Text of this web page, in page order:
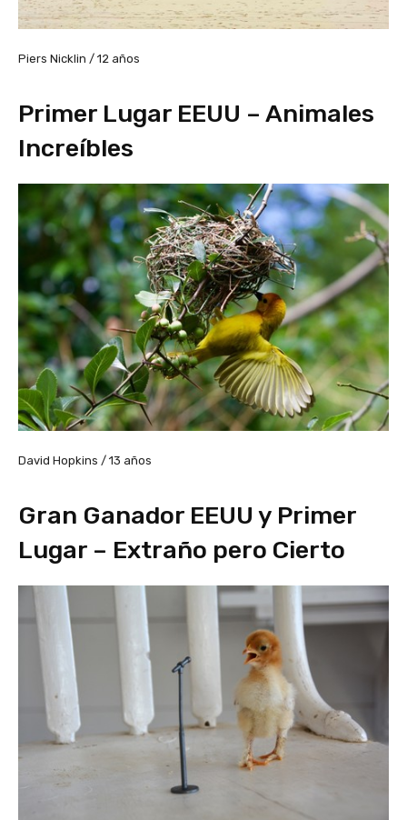
Piers Nicklin / 12 años
Primer Lugar EEUU – Animales
Increíbles
David Hopkins / 13 años
Gran Ganador EEUU y Primer
Lugar – Extraño pero Cierto